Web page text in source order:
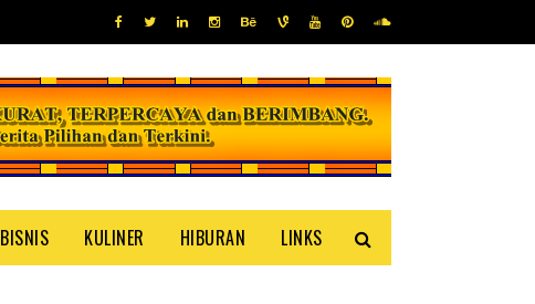
BISNIS KULINER HIBURAN LINKS